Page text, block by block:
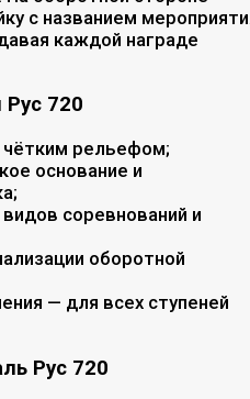
с названием
каждой награде
720
чётким рельефом;
основание и
соревнований и
оборотной
— для всех ступеней
Рус 720